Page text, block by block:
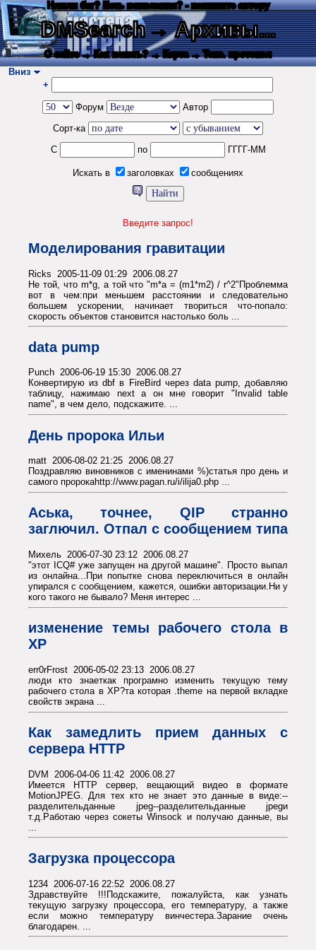
Нашли баг? Есть пожелания? - напишите автору
DMSearch→ Архивы...
О сайте → Как искать? → Карта → Текс. протокол
Вниз
+
Форум
Автор
Сорт-ка
С
по ГГГГ-ММ
Искать в заголовках сообщениях
Введите запрос!
Моделирования гравитации
Ricks 2005-11-09 01:29 2006.08.27
Не той, что m*g, а той что "m*a = (m1*m2) / r^2"Проблемма
вот в чем:при меньшем расстоянии и следовательно
большем ускорении, начинает твориться что-попало:
скорость объектов становится настолько боль ...
data pump
Punch 2006-06-19 15:30 2006.08.27
Конвертирую из dbf в FireBird через data pump, добавляю
таблицу, нажимаю next а он мне говорит "Invalid table
name", в чем дело, подскажите. ...
День пророка Ильи
matt 2006-08-02 21:25 2006.08.27
Поздравляю виновников с именинами %)статья про день и
самого пророкаhttp://www.pagan.ru/i/ilija0.php ...
Аська, точнее, QIP странно
заглючил. Отпал с сообщением типа
Михель 2006-07-30 23:12 2006.08.27
"этот ICQ# уже запущен на другой машине". Просто выпал
из онлайна...При попытке снова переключиться в онлайн
упирался с сообщением, кажется, ошибки авторизации.Ни у
кого такого не бывало? Меня интерес ...
изменение темы рабочего стола в
ХР
err0rFrost 2006-05-02 23:13 2006.08.27
люди кто знаеткак програмно изменить текущую тему
рабочего стола в ХР?та которая .theme на первой вкладке
свойств экрана ...
Как замедлить прием данных с
сервера HTTP
DVM 2006-04-06 11:42 2006.08.27
Имеется HTTP сервер, вещающий видео в формате
MotionJPEG. Для тех кто не знает это данные в виде:--
разделительданные jpeg--разделительданные jpegи
т.д.Работаю через сокеты Winsock и получаю данные, вы
Загрузка процессора
1234 2006-07-16 22:52 2006.08.27
Здравствуйте !!!Подскажите, пожалуйста, как узнать
текущую загрузку процессора, его температуру, а также
если можно температуру винчестера.Зарание очень
благодарен. ...